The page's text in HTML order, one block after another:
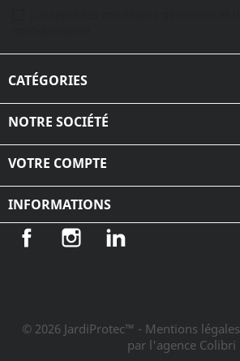
CATÉGORIES
NOTRE SOCIÉTÉ
VOTRE COMPTE
INFORMATIONS
Facebook Instagram
© 2026 JardiProtec™ - Mentions légales
par l'agence Colibri